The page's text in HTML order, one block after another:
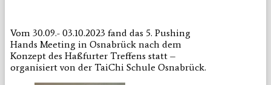
Vom 30.09.- 03.10.2023 fand das 5. Pushing
Hands Meeting in Osnabrück nach dem
Konzept des Haßfurter Treffens statt –
organisiert von der TaiChi Schule Osnabrück.